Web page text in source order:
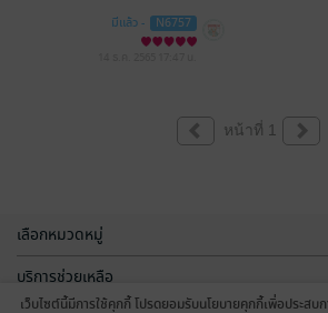
มีแล้ว - N6757
หน้าที่ 1
เลือกหมวดหมู่
บริการช่วยเหลือ
เว็บไซต์นี้มีการใช้คุกกี้ โปรดยอมรับนโยบายคุกกี้เพื่อประส